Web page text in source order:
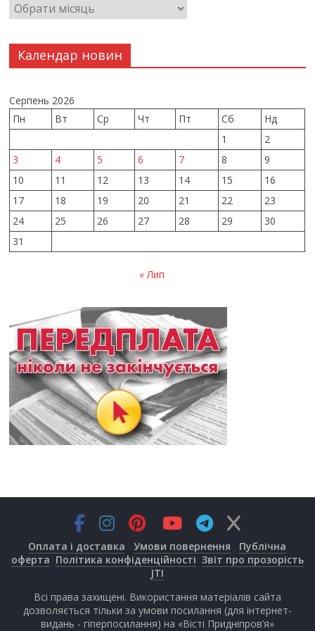
Календар новин
Серпень 2026
Пн
Вт Ср Чт Пт Сб
Нд
1
2
3
4 5 6 7 8
9
10
11 12 13 14 15
16
17
18 19 20 21 22
23
24
25 26 27 28 29
30
31
« Лип
Оплата і доставка Умови повернення
Публічна
оферта Політика конфіденційності Звіт про прозорість
JTI
Всі права захищені. Використання матеріалів сайта
дозволяється тільки за умови посилання (для інтернет-
видань - гіперпосилання) на «Вісті Придніпров’я»